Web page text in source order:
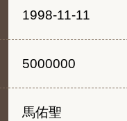
1998-11-11
5000000
馬佑聖